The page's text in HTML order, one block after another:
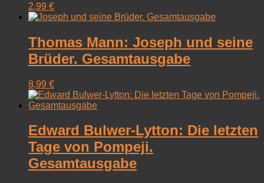
2,99 €
Thomas Mann: Joseph und seine
Brüder. Gesamtausgabe
8,99 €
Edward Bulwer-Lytton: Die letzten
Tage von Pompeji.
Gesamtausgabe